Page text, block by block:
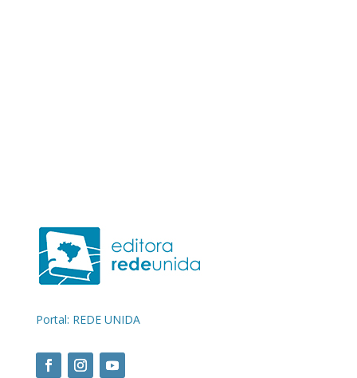
Portal: REDE UNIDA